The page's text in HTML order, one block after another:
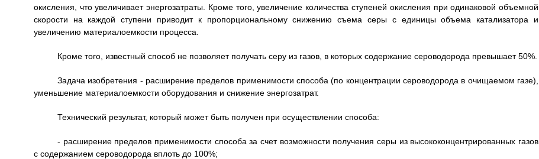
окисления, что увеличивает энергозатраты. Кроме того, увеличение количества ступеней окисления при одинаковой объемной
скорости на каждой ступени приводит к пропорциональному снижению съема серы с единицы объема катализатора и
увеличению материалоемкости процесса.
Кроме того, известный способ не позволяет получать серу из газов, в которых содержание сероводорода превышает 50%.
Задача изобретения - расширение пределов применимости способа (по концентрации сероводорода в очищаемом газе),
уменьшение материалоемкости оборудования и снижение энергозатрат.
Технический результат, который может быть получен при осуществлении способа:
- расширение пределов применимости способа за счет возможности получения серы из высококонцентрированных газов
с содержанием сероводорода вплоть до 100%;